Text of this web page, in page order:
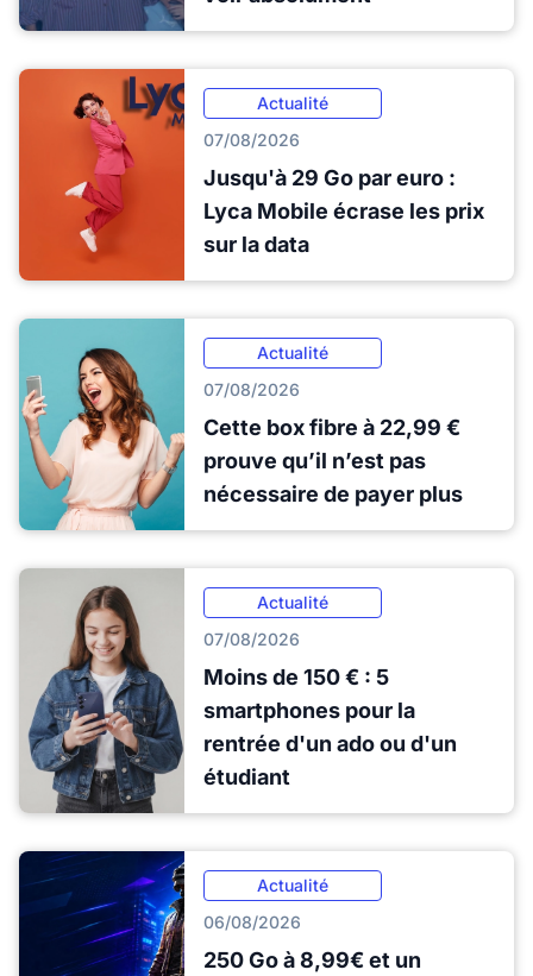
Actualité
07/08/2026
Jusqu'à 29 Go par euro :
Lyca Mobile écrase les prix
sur la data
Actualité
07/08/2026
Cette box fibre à 22,99 €
prouve qu’il n’est pas
nécessaire de payer plus
Actualité
07/08/2026
Moins de 150 € : 5
smartphones pour la
rentrée d'un ado ou d'un
étudiant
Actualité
06/08/2026
250 Go à 8,99€ et un